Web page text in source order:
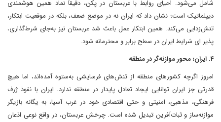
شامل می‌شود. احیای روابط با عربستان در پکن، دقیقاً نماد همین هوشمندی
دیپلماتیک است؛ نشان داد که ایران نه در موضع ضعف، بلکه در موقعیت ابتکار،
تنش‌زدایی می‌کند. همین ابتکار عمل باعث شد عربستان نیز به‌جای شرط‌گذاری،
پذیر ای شرایط ایران در سطح برابر و محترمانه شود.
۴. ایران؛ محور موازنه‌گر در منطقه
امروز اگرچه کشورهای منطقه از تنش‌های فرسایشی به‌ستوه آمده‌اند، اما هیچ
قدرتی جز ایران توانایی ایجاد تعادل پایدار در منطقه ندارد. ایران با نفوذ ژرف
فرهنگی، مذهبی، امنیتی و حتی اقتصادی خود در غرب آسیا، به یگانه بازیگر
موازنه‌ساز و ثبات‌آفرین تبدیل شده است. چرخش عربستان، در واقع نوعی اذعان